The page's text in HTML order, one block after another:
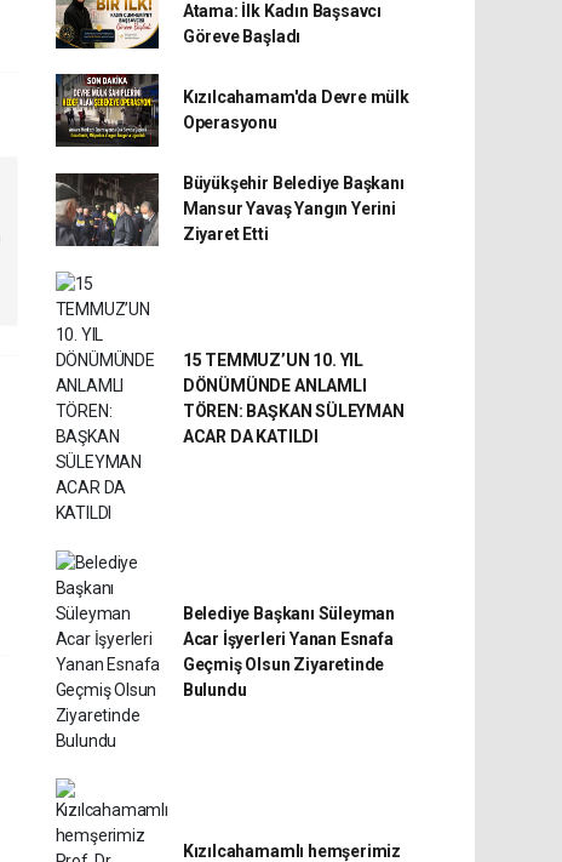
Atama: İlk Kadın Başsavcı
Göreve Başladı
Kızılcahamam'da Devre mülk
Operasyonu
Büyükşehir Belediye Başkanı
Mansur Yavaş Yangın Yerini
Ziyaret Etti
15 TEMMUZ’UN 10. YIL
DÖNÜMÜNDE ANLAMLI
TÖREN: BAŞKAN SÜLEYMAN
ACAR DA KATILDI
Belediye Başkanı Süleyman
Acar İşyerleri Yanan Esnafa
Geçmiş Olsun Ziyaretinde
Bulundu
Kızılcahamamlı hemşerimiz